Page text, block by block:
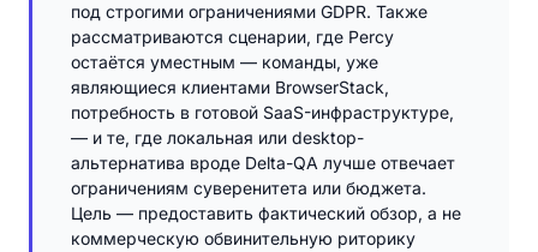
под строгими ограничениями GDPR. Также
рассматриваются сценарии, где Percy
остаётся уместным — команды, уже
являющиеся клиентами BrowserStack,
потребность в готовой SaaS-инфраструктуре,
— и те, где локальная или desktop-
альтернатива вроде Delta-QA лучше отвечает
ограничениям суверенитета или бюджета.
Цель — предоставить фактический обзор, а не
коммерческую обвинительную риторику